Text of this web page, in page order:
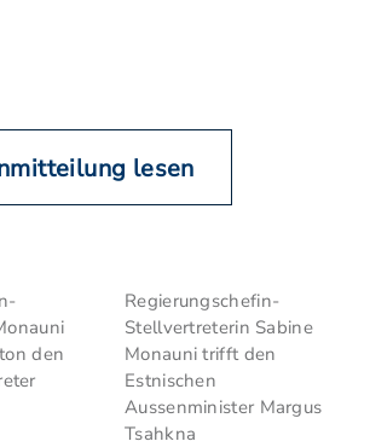
lesen
den
Regierungschefin-
Stellvertreterin Sabine
Monauni trifft den
Estnischen
Aussenminister Margus
Tsahkna